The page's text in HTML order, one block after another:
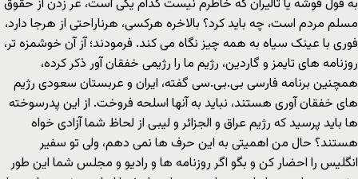
به قول فوشه یا تالیران که خاطرم نیست کدام یکی است، غر زدن از حقوق
مسلم مردم است، چه باید کرد؟ بالاخره هرکسی، هرناراحتی از هرجا دارد،
فوری با عینک سیاه به همه چیز نگاه می کند. فرمودند؛ آز آن خوشمزه تر،
روزنامه های تایمز و گاردین، رژیم ما را رژیمی خفقان آور ذکر کرده،
همچنین برنامه فارسی بی‌.بی.سی گفته، ایران و عربستان سعودی رژیم
های خفقان آوری هستند، نباید به آنها اسلحه فروخت. از این پدرسوخته
ها باید پرسید که رژیم عراق و الجزائر و لیبی از لحاظ شما آزادی خواه
هستند؟ حال من اهمیتی به این حرف ها نمی دهم، ولی تو سفیر
انگلیس را احضار کن و بگو اگر روزنامه ها و رادیو و مجلس شما این طور